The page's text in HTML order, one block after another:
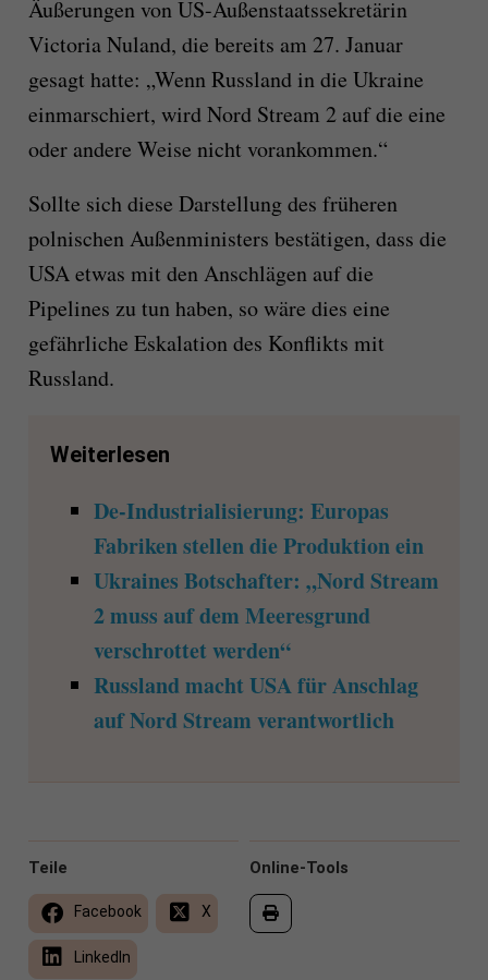
Äußerungen von US-Außenstaatssekretärin
Victoria Nuland, die bereits am 27. Januar
gesagt hatte: „Wenn Russland in die Ukraine
einmarschiert, wird Nord Stream 2 auf die eine
oder andere Weise nicht vorankommen.“
Sollte sich diese Darstellung des früheren
polnischen Außenministers bestätigen, dass die
USA etwas mit den Anschlägen auf die
Pipelines zu tun haben, so wäre dies eine
gefährliche Eskalation des Konflikts mit
Russland.
Weiterlesen
De-Industrialisierung: Europas
Fabriken stellen die Produktion ein
Ukraines Botschafter: „Nord Stream
2 muss auf dem Meeresgrund
verschrottet werden“
Russland macht USA für Anschlag
auf Nord Stream verantwortlich
Online-Tools
Teile
Facebook X
LinkedIn